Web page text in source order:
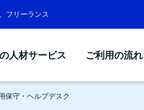
フリーランス
人材サービス ご利用の流れ
保守・ヘルプデスク